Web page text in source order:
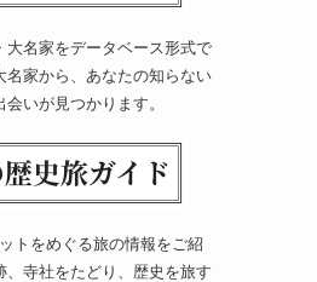
大名家をデータベース形式で
名家から、あなたの知らない
いが見つかります。
トをめぐる旅の情報をご紹
、寺社をたどり、歴史を旅す